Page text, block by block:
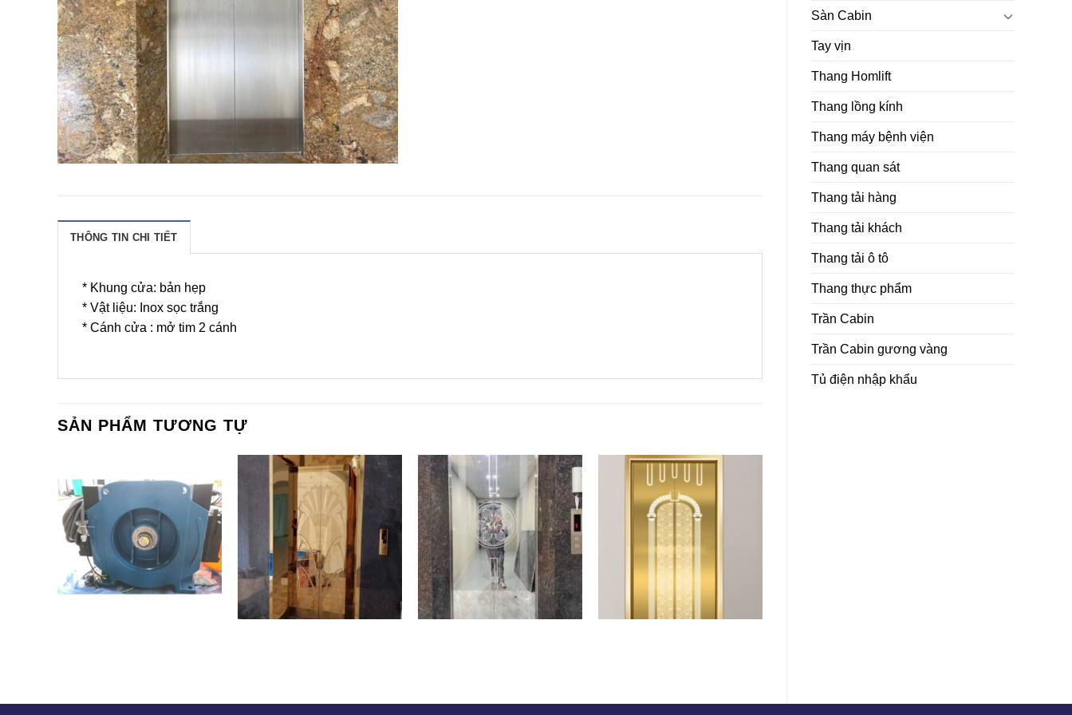
Sàn Cabin
Tay vịn
Thang Homlift
Thang lồng kính
Thang máy bệnh viện
Thang quan sát
Thang tải hàng
Thang tải khách
Thang tải ô tô
Thang thực phẩm
Trần Cabin
Trần Cabin gương vàng
Tủ điện nhập khẩu
THÔNG TIN CHI TIẾT
* Khung cửa: bản hẹp
* Vật liệu: Inox sọc trắng
* Cánh cửa : mở tim 2 cánh
SẢN PHẨM TƯƠNG TỰ